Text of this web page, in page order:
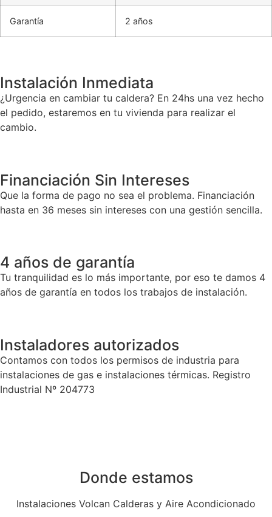
Garantía 2 años
Instalación Inmediata
¿Urgencia en cambiar tu caldera? En 24hs una vez hecho
el pedido, estaremos en tu vivienda para realizar el
cambio.
Financiación Sin Intereses
Que la forma de pago no sea el problema. Financiación
hasta en 36 meses sin intereses con una gestión sencilla.
4 años de garantía
Tu tranquilidad es lo más importante, por eso te damos 4
años de garantía en todos los trabajos de instalación.
Instaladores autorizados
Contamos con todos los permisos de industria para
instalaciones de gas e instalaciones térmicas. Registro
Industrial Nº 204773
Donde estamos
Instalaciones Volcan Calderas y Aire Acondicionado